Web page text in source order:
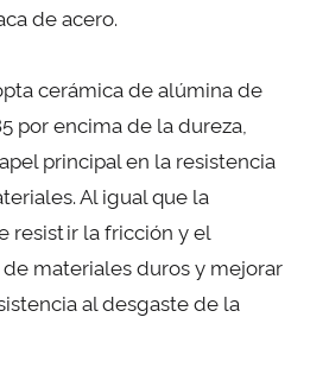
de acero.
cerámica de alúmina de
por encima de la dureza,
principal en la resistencia
Al igual que la
resistir la fricción y el
materiales duros y mejorar
al desgaste de la